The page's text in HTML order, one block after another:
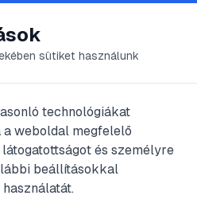
sütiket használunk
technológiákat
a weboldal megfelelő
és személyre
beállításokkal